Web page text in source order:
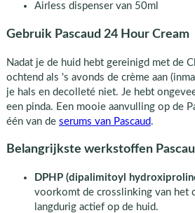
Airless dispenser van 50ml
Gebruik Pascaud 24 Hour Cream
Nadat je de huid hebt gereinigd met de
ochtend als 's avonds de crème aan
je hals en decolleté niet. Je hebt
een pinda. Een mooie aanvulling op de
één van de serums van Pascaud .
Belangrijkste werkstoffen
DPHP (dipalimitoyl
voorkomt de crosslinking van het
langdurig actief op de huid.